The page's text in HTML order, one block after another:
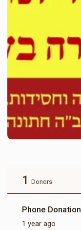
1 Donors
Phone Donation
1 year ago